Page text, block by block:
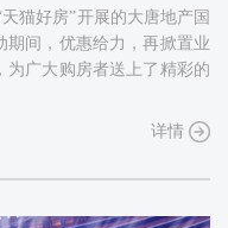
猫好房”开展的大唐地产国
期间，优惠给力，再掀置业
为广大购房者送上了精彩的
详情